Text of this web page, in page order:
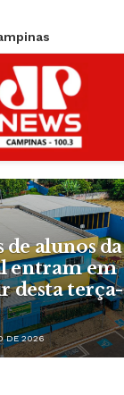
alunos da
entram em
desta terça-
DE 2026